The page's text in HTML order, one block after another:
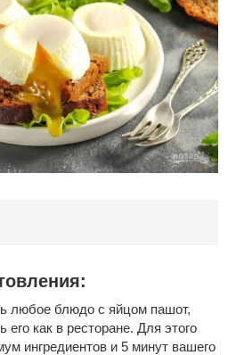
любое блюдо с яйцом пашот,
его как в ресторане. Для этого
ингредиентов и 5 минут вашего